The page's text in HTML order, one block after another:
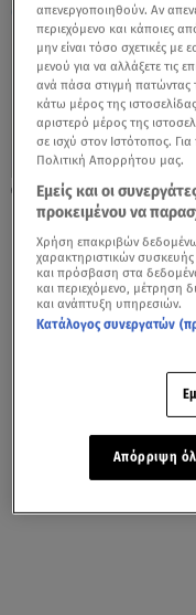
15.01.24, 14:19
Νέα ταινία για
υποδυθεί ο
απενεργοποιηθούν. Αν
περιεχόμενο και κάποιες
μην είναι τόσο σχετικές με
μενού για να αλλάξετε τις
ανά πάσα στιγμή πατώντας
κάτω μέρος της
αριστερό μέρος της
σε ισχύ στον Ιστότοπος.
Πολιτική Απορρήτου μας.
Εμείς και οι
προκειμένου να
Χρήση επακριβών
χαρακτηριστικών
και πρόσβαση στα
και περιεχόμενο, μέτρηση
και ανάπτυξη υπηρεσιών.
Κατάλογος συνεργατών
Απόρριψη